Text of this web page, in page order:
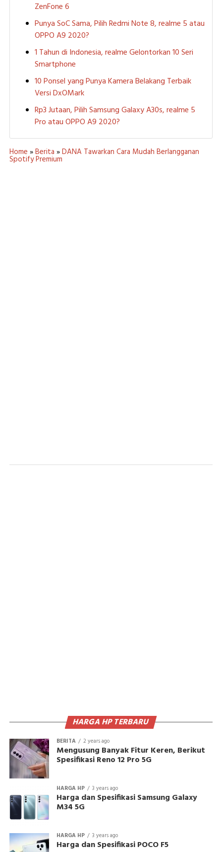
ZenFone 6
Punya SoC Sama, Pilih Redmi Note 8, realme 5 atau
OPPO A9 2020?
1 Tahun di Indonesia, realme Gelontorkan 10 Seri
Smartphone
10 Ponsel yang Punya Kamera Belakang Terbaik
Versi DxOMark
Rp3 Jutaan, Pilih Samsung Galaxy A30s, realme 5
Pro atau OPPO A9 2020?
Home »Berita »DANA Tawarkan Cara Mudah Berlangganan
Spotify Premium
HARGA HP TERBARU
BERITA 2 years ago
Mengusung Banyak Fitur Keren, Berikut
Spesifikasi Reno 12 Pro 5G
HARGA HP 3 years ago
Harga dan Spesifikasi Samsung Galaxy
M34 5G
HARGA HP 3 years ago
Harga dan Spesifikasi POCO F5